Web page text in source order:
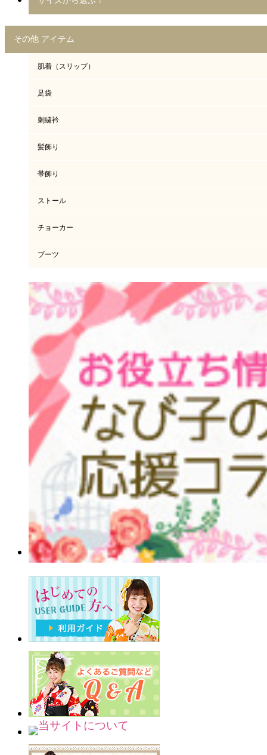
その他 アイテム
肌着（スリップ）
足袋
刺繍衿
髪飾り
帯飾り
ストール
チョーカー
ブーツ